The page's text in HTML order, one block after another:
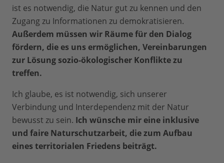
ist es notwendig, die Natur gut zu kennen und den
Zugang zu Informationen zu demokratisieren.
Außerdem müssen wir Räume für den Dialog
fördern, die es uns ermöglichen, Vereinbarungen
zur Lösung sozio-ökologischer Konflikte zu
treffen.
Ich glaube, es ist notwendig, sich unserer
Verbindung und Interdependenz mit der Natur
bewusst zu sein. Ich wünsche mir eine inklusive
und faire Naturschutzarbeit, die zum Aufbau
eines territorialen Friedens beiträgt.